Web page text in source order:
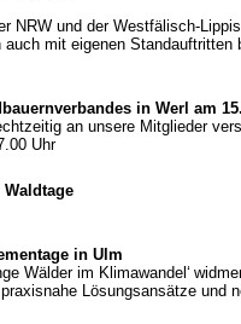
NRW und der Westfälisch-
mit eigenen Standauftritten
in Werl am
an unsere Mitglieder
Uhr
Waldtage
in Ulm
Wälder im Klimawandel‘
Lösungsansätze und